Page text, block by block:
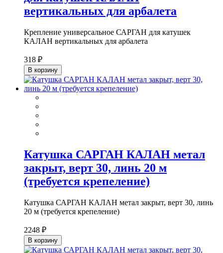
вертикальных для арбалета
Крепление универсальное САРГАН для катушек
КАЛАН вертикальных для арбалета
318 ₽
В корзину
Катушка САРГАН КАЛАН метал
закрыт, верт 30, линь 20 м
(требуется крепеление)
Катушка САРГАН КАЛАН метал закрыт, верт 30, линь
20 м (требуется крепеление)
2248 ₽
В корзину